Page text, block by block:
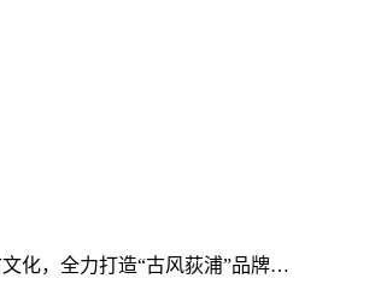
化，全力打造“古风荻浦”品牌…